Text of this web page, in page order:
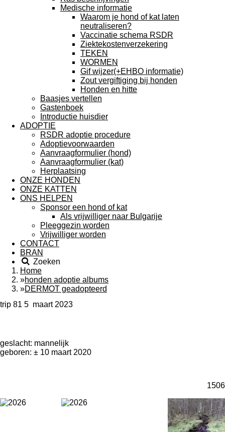
Medische informatie
Waarom je hond of kat laten
neutraliseren?
Vaccinatie schema RSDR
Ziektekostenverzekering
TEKEN
WORMEN
Gif wijzer(+EHBO informatie)
Zout vergiftiging bij honden
Honden en hitte
Baasjes vertellen
Gastenboek
Introductie huisdier
ADOPTIE
RSDR adoptie procedure
Adoptievoorwaarden
Aanvraagformulier (hond)
Aanvraagformulier (kat)
Herplaatsing
ONZE HONDEN
ONZE KATTEN
ONS HELPEN
Sponsor een hond of kat
Als vrijwilliger naar Bulgarije
Pleeggezin worden
Vrijwilliger worden
CONTACT
BRAN
Zoeken
Home
»honden adoptie albums
»DERMOT geadopteerd
trip 81 5 maart 2023
geslacht: mannelijk
geboren: ± 10 maart 2020
1506